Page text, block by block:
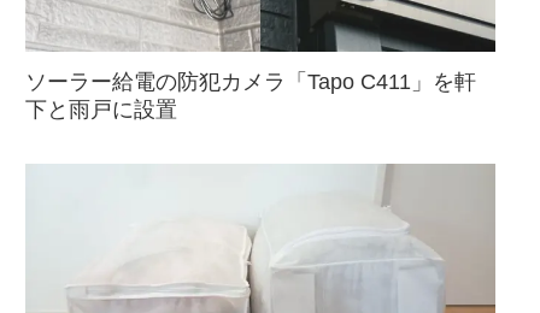
ソーラー給電の防犯カメラ「Tapo C411」を軒
下と雨戸に設置